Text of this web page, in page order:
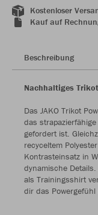
Kostenloser
Kauf auf
Beschreibung
Nachhaltiges
Das JAKO Trikot
das
gefordert ist.
recyceltem
Kontrasteinsatz in
dynamische
als Trainingsshirt
dir das